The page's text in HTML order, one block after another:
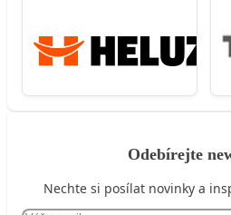
Odebírejte
Nechte si posílat novinky a